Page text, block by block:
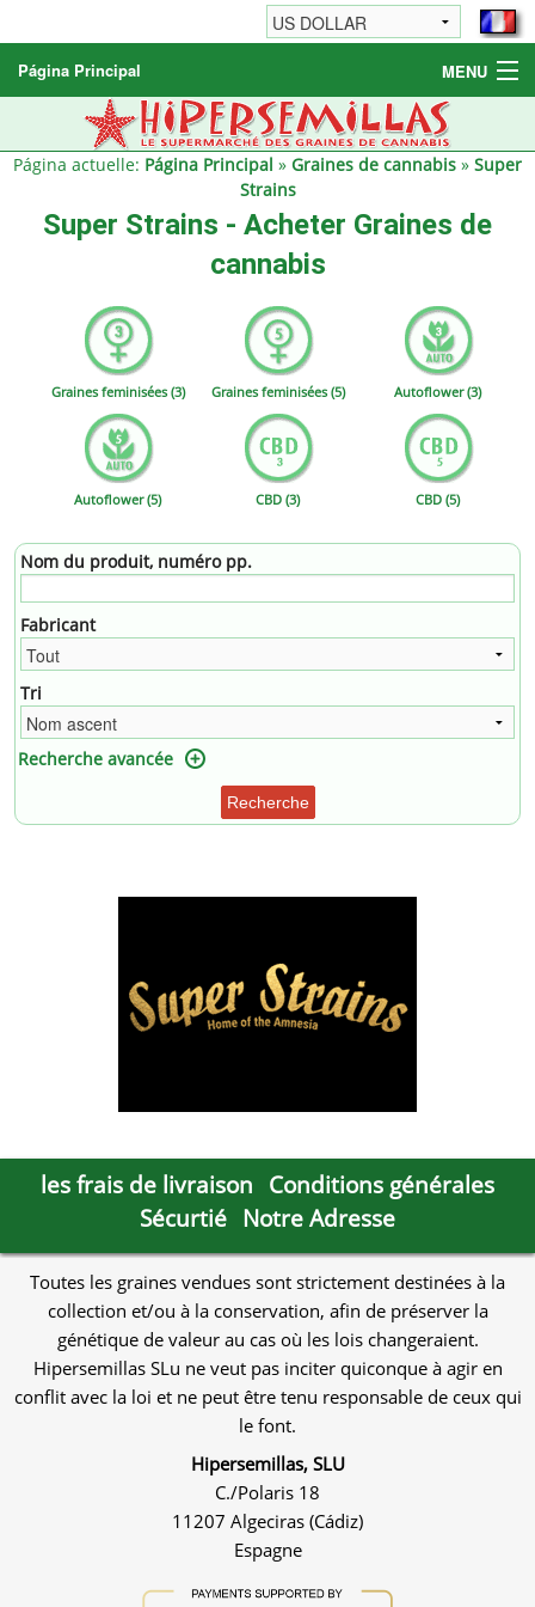
Página Principal MENU
Graines de cannabis
Autres produits
Página actuelle: Página Principal » Graines de cannabis » Super
Strains
Super Strains - Acheter Graines de
cannabis
Graines feminisées (3) Graines feminisées (5) Autoflower (3)
Autoflower (5) CBD (3) CBD (5)
Nom du produit, numéro pp.
Fabricant
Tri
Recherche avancée
Recherche
les frais de livraison Conditions générales
Sécurtié Notre Adresse
Toutes les graines vendues sont strictement destinées à la
collection et/ou à la conservation, afin de préserver la
génétique de valeur au cas où les lois changeraient.
Hipersemillas SLu ne veut pas inciter quiconque à agir en
conflit avec la loi et ne peut être tenu responsable de ceux qui
le font.
Hipersemillas, SLU
C./Polaris 18
11207 Algeciras (Cádiz)
Espagne